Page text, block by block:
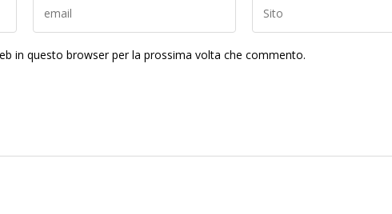
in questo browser per la prossima volta che commento.